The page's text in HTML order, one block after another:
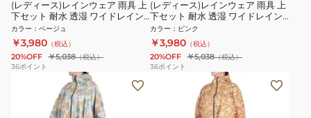
(レディース)レインウェア 雨具 上
下セット 耐水 透湿 ワイドレイン
スーツ AS-620 ベージュ 透明バイ
ザー付き
カラー ： ベージュ
￥3,980 （税込）
20%OFF ￥5,038（税込）
36ポイント
(レディース)レインウェア 雨具 上
下セット 耐水 透湿 ワイドレイン
スーツ AS-620 透明バイザー付き
カラー ： ピンク
￥3,980 （税込）
20%OFF ￥5,038（税込）
36ポイント